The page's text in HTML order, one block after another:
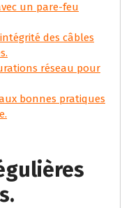
un pare-feu
des câbles
réseau pour
bonnes pratiques